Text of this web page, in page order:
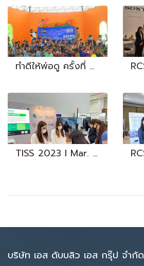
ทำดีให้พ่อดู ครั้งที่ 7 I 2 Dec. 2023
TISS 2023 I Mar. 2023
บริษัท เอส ดับบลิว เอส กรุ๊ป จำกัด